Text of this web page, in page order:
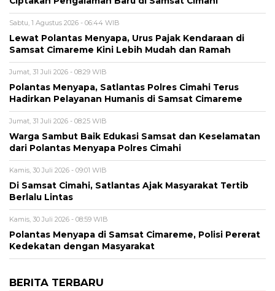
Sabtu, 1 Agustus 2026 - 06:44 WIB
Lewat Polantas Menyapa, Urus Pajak Kendaraan di
Samsat Cimareme Kini Lebih Mudah dan Ramah
Jumat, 31 Juli 2026 - 08:29 WIB
Polantas Menyapa, Satlantas Polres Cimahi Terus
Hadirkan Pelayanan Humanis di Samsat Cimareme
Jumat, 31 Juli 2026 - 08:25 WIB
Warga Sambut Baik Edukasi Samsat dan Keselamatan
dari Polantas Menyapa Polres Cimahi
Kamis, 30 Juli 2026 - 09:01 WIB
Di Samsat Cimahi, Satlantas Ajak Masyarakat Tertib
Berlalu Lintas
Kamis, 30 Juli 2026 - 08:59 WIB
Polantas Menyapa di Samsat Cimareme, Polisi Pererat
Kedekatan dengan Masyarakat
BERITA TERBARU